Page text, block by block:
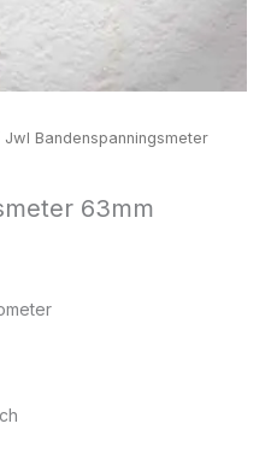
Jwl Bandenspanningsmeter
63mm